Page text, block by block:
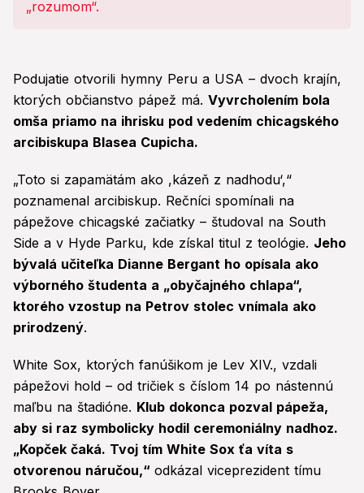
Podujatie otvorili hymny Peru a USA – dvoch krajín,
ktorých občianstvo pápež má. Vyvrcholením bola
omša priamo na ihrisku pod vedením chicagského
arcibiskupa Blasea Cupicha.
„Toto si zapamätám ako ,kázeň z nadhodu‘,“
poznamenal arcibiskup. Rečníci spomínali na
pápežove chicagské začiatky – študoval na South
Side a v Hyde Parku, kde získal titul z teológie. Jeho
bývalá učiteľka Dianne Bergant ho opísala ako
výborného študenta a „obyčajného chlapa“,
ktorého vzostup na Petrov stolec vnímala ako
prirodzený.
White Sox, ktorých fanúšikom je Lev XIV., vzdali
pápežovi hold – od tričiek s číslom 14 po nástennú
maľbu na štadióne. Klub dokonca pozval pápeža,
aby si raz symbolicky hodil ceremoniálny nadhoz.
„Kopček čaká. Tvoj tím White Sox ťa víta s
otvorenou náručou,“ odkázal viceprezident tímu